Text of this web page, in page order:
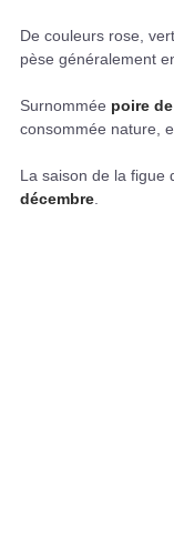
De couleurs rose,
pèse généralement
Surnommée poire
consommée nature,
La saison de la figue
décembre